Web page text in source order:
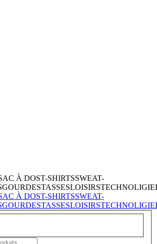
À DOST-SHIRTSSWEAT-
GOURDESTASSESLOISIRSTECHNOLIGIE
À DOST-SHIRTSSWEAT-
GOURDESTASSESLOISIRSTECHNOLIGIE